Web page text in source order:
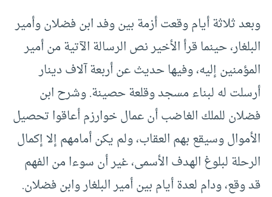
وبعد ثلاثة أيام وقعت أزمة بين وفد ابن فضلان وأمير
البلغار، حينما قرأ الأخير نص الرسالة الآتية من أمير
المؤمنين إليه، وفيها حديث عن أربعة آلاف دينار
أرسلت له لبناء مسجد وقلعة حصينة. وشرح ابن
فضلان للملك الغاضب أن عمال خوارزم أعاقوا تحصيل
الأموال وسيقع بهم العقاب، ولم يكن أمامهم إلا إكمال
الرحلة لبلوغ الهدف الأسمى، غير أن سوءا من الفهم
قد وقع، ودام لعدة أيام بين أمير البلغار وابن فضلان.